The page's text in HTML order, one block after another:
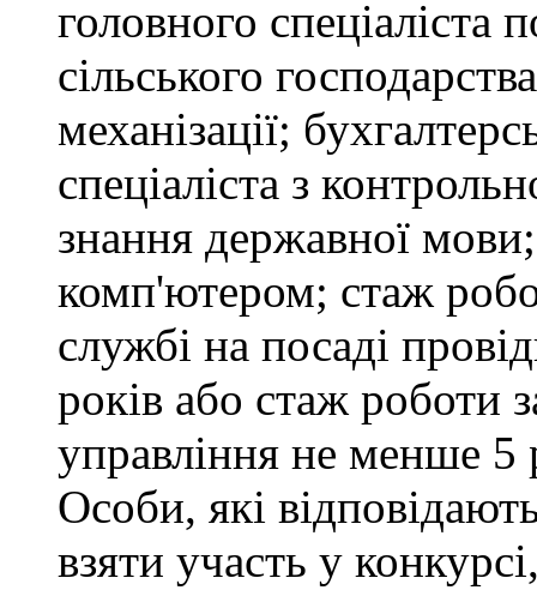
головного спеціаліста
сільського
механізації;
спеціаліста з
знання державної
комп'ютером; стаж
службі на посаді
років або стаж роботи
управління не менше 5
Особи, які
взяти участь у